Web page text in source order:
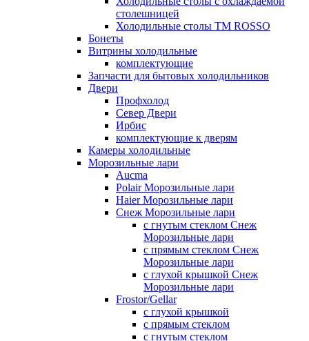
столешницей
Холодильные столы ТМ ROSSO
Бонеты
Витрины холодильные
комплектующие
Запчасти для бытовых холодильников
Двери
Профхолод
Север Двери
Ирбис
комплектующие к дверям
Камеры холодильные
Морозильные лари
Aucma
Polair Морозильные лари
Haier Морозильные лари
Снеж Морозильные лари
с гнутым стеклом Снеж
Морозильные лари
с прямым стеклом Снеж
Морозильные лари
с глухой крышкой Снеж
Морозильные лари
Frostor/Gellar
с глухой крышкой
с прямым стеклом
с гнутым стеклом